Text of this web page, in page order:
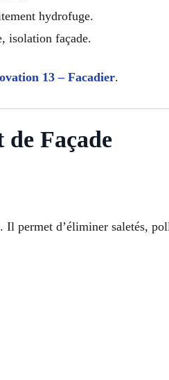
hydrofuge.
isolation façade.
13 – Facadier.
de Façade
. Il permet d’éliminer saletés,